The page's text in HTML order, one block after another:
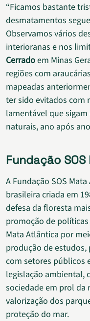
“Ficamos bastante
desmatamentos
Observamos vários
interioranas e nos
Cerradoem Minas
regiões com
mapeadas
ter sido evitados com
lamentável que
naturais, ano após
Fundação
A Fundação SOS
brasileira criada em
defesa da floresta
promoção de
Mata Atlântica por
produção de
com setores públicos
legislação ambiental,
sociedade em prol da
valorização dos
proteção do mar.